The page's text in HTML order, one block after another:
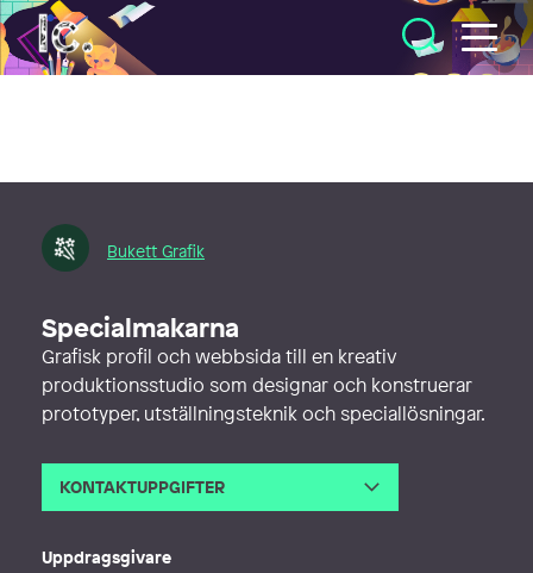
Illustratörcentrum
Bukett Grafik
Specialmakarna
Grafisk profil och webbsida till en kreativ
produktionsstudio som designar och konstruerar
prototyper, utställningsteknik och speciallösningar.
KONTAKTUPPGIFTER
Uppdragsgivare